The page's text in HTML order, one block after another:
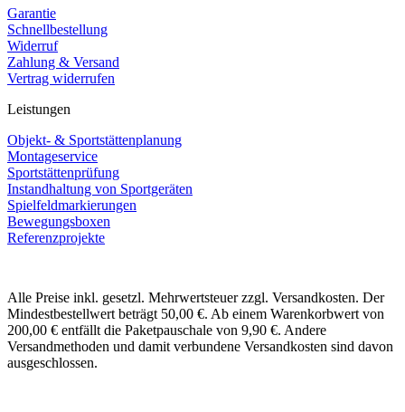
Garantie
Schnellbestellung
Widerruf
Zahlung & Versand
Vertrag widerrufen
Leistungen
Objekt- & Sportstättenplanung
Montageservice
Sportstättenprüfung
Instandhaltung von Sportgeräten
Spielfeldmarkierungen
Bewegungsboxen
Referenzprojekte
Alle Preise inkl. gesetzl. Mehrwertsteuer zzgl. Versandkosten. Der
Mindestbestellwert beträgt 50,00 €. Ab einem Warenkorbwert von
200,00 € entfällt die Paketpauschale von 9,90 €. Andere
Versandmethoden und damit verbundene Versandkosten sind davon
ausgeschlossen.